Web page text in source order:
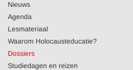
Nieuws
Agenda
Lesmateriaal
Waarom Holocausteducatie?
Dossiers
Studiedagen en reizen